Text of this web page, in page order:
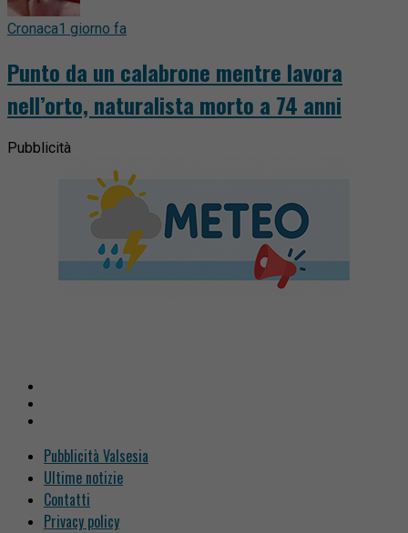
Cronaca1 giorno fa
Punto da un calabrone mentre lavora
nell’orto, naturalista morto a 74 anni
Pubblicità
Pubblicità Valsesia
Ultime notizie
Contatti
Privacy policy